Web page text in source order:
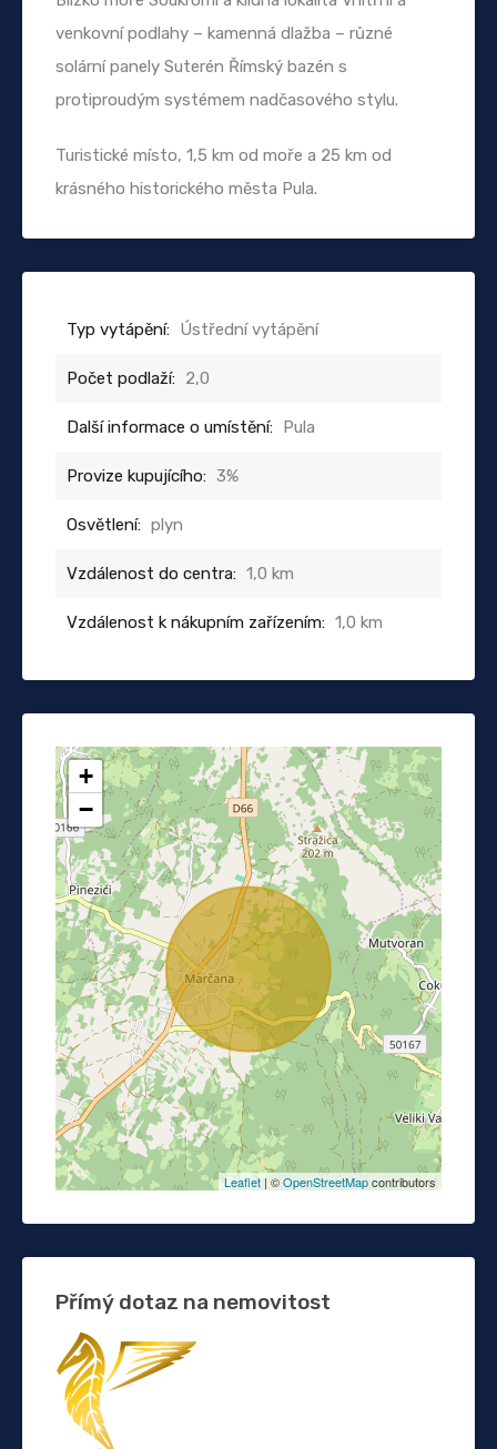
venkovní podlahy – kamenná dlažba – různé
solární panely Suterén Římský bazén s
protiproudým systémem nadčasového stylu.
Turistické místo, 1,5 km od moře a 25 km od
krásného historického města Pula.
Typ vytápění: Ústřední vytápění
Počet podlaží: 2,0
Další informace o umístění: Pula
Provize kupujícího: 3%
Osvětlení: plyn
Vzdálenost do centra: 1,0 km
Vzdálenost k nákupním zařízením: 1,0 km
+
−
Leaflet | ©OpenStreetMapcontributors
Přímý dotaz na nemovitost